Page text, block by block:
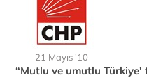
21 Mayıs '10
“Mutlu ve umutlu